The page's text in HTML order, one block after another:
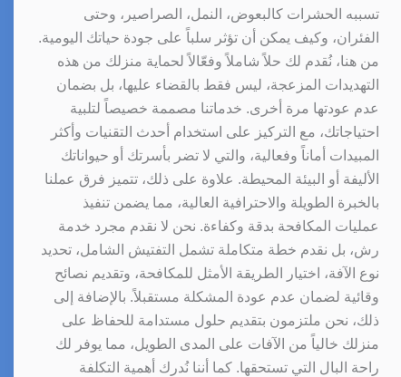
تسببه الحشرات كالبعوض، النمل، الصراصير، وحتى
الفئران، وكيف يمكن أن تؤثر سلباً على جودة حياتك اليومية.
من هنا، نُقدم لك حلاً شاملاً وفعّالاً لحماية منزلك من هذه
التهديدات المزعجة، ليس فقط بالقضاء عليها، بل بضمان
عدم عودتها مرة أخرى. خدماتنا مصممة خصيصاً لتلبية
احتياجاتك، مع التركيز على استخدام أحدث التقنيات وأكثر
المبيدات أماناً وفعالية، والتي لا تضر بأسرتك أو حيواناتك
الأليفة أو البيئة المحيطة. علاوة على ذلك، تتميز فرق عملنا
بالخبرة الطويلة والاحترافية العالية، مما يضمن تنفيذ
عمليات المكافحة بدقة وكفاءة. نحن لا نقدم مجرد خدمة
رش، بل نقدم خطة متكاملة تشمل التفتيش الشامل، تحديد
نوع الآفة، اختيار الطريقة الأمثل للمكافحة، وتقديم نصائح
وقائية لضمان عدم عودة المشكلة مستقبلاً. بالإضافة إلى
ذلك، نحن ملتزمون بتقديم حلول مستدامة للحفاظ على
منزلك خالياً من الآفات على المدى الطويل، مما يوفر لك
راحة البال التي تستحقها. كما أننا نُدرك أهمية التكلفة